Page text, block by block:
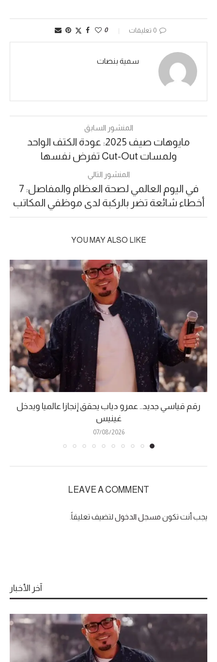
0 تعليقات 0
سمية بنصات
المنشور السابق
مايوهات صيف 2025: عودة الكتف الواحد
ولمسات Cut-Out تفرض نفسها
المنشور التالي
في اليوم العالمي لصحة العظام والمفاصل: 7
أخطاء شائعة تضر بالركبة لدى موظفي المكاتب
YOU MAY ALSO LIKE
رقم قياسي جديد.. عمرو دياب يحقق إنجازا عالميا ويدخل
غينيس
07/08/2026
LEAVE A COMMENT
يجب أنت تكون مسجل الدخول لتضيف تعليقاً.
آخر الأخبار